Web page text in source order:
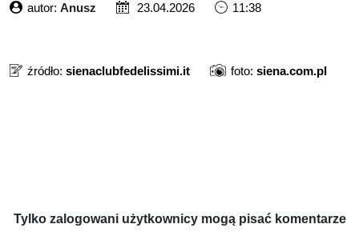
autor: Anusz 23.04.2026 11:38
źródło: sienaclubfedelissimi.it foto: siena.com.pl
Tylko zalogowani użytkownicy mogą pisać komentarze